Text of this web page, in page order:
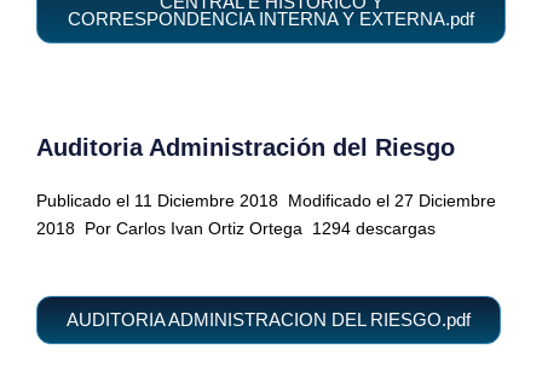
CORRESPONDENCIA INTERNA Y EXTERNA.pdf
Auditoria Administración del Riesgo
Publicado el 11 Diciembre 2018 Modificado el 27 Diciembre
2018 Por Carlos Ivan Ortiz Ortega 1294 descargas
AUDITORIA ADMINISTRACION DEL RIESGO.pdf